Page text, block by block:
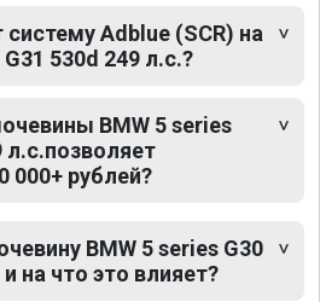
Adblue (SCR) на
530d 249 л.с.?
BMW 5 series
л.с.позволяет
000+ рублей?
BMW 5 series G30
на что это влияет?